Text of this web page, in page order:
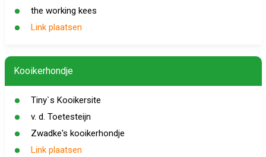
the working kees
Link plaatsen
Kooikerhondje
Tiny`s Kooikersite
v. d. Toetesteijn
Zwadke's kooikerhondje
Link plaatsen